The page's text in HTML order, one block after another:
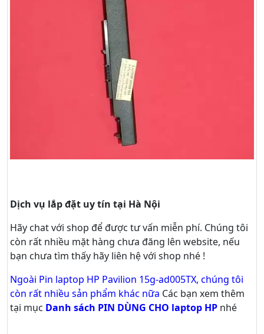
Dịch vụ lắp đặt uy tín tại Hà Nội
Hãy chatvới shop để được tư vấn miễn phí. Chúng tôi
còn rất nhiều mặt hàng chưa đăng lên website, nếu
bạn chưa tìm thấy hãy liên hệ với shop nhé !
Ngoài Pin laptop HP Pavilion 15g-ad005TX, chúng tôi
còn rất nhiều sản phẩm khác nữa Các bạn xem thêm
tại mục Danh sách PIN DÙNG CHO laptop HP nhé